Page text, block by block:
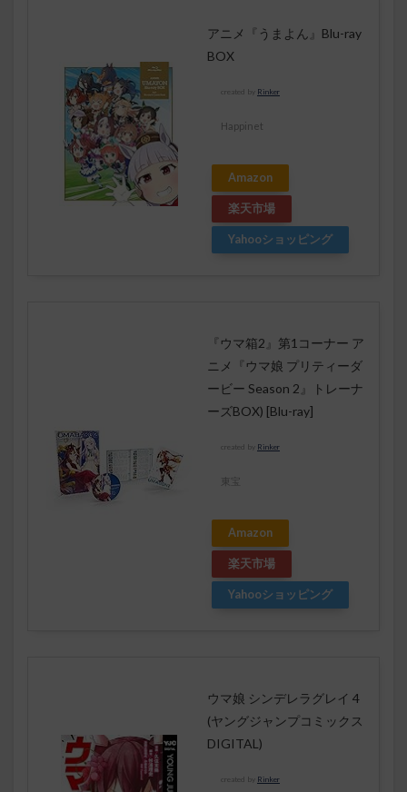
アニメ『うまよん』Blu-ray
BOX
created by Rinker
Happinet
Amazon
楽天市場
Yahooショッピング
『ウマ箱2』第1コーナー ア
ニメ『ウマ娘 プリティーダ
ービー Season 2』トレーナ
ーズBOX) [Blu-ray]
created by Rinker
東宝
Amazon
楽天市場
Yahooショッピング
ウマ娘 シンデレラグレイ 4
(ヤングジャンプコミックス
DIGITAL)
created by Rinker